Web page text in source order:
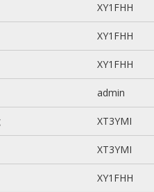
XY1FHH
XY1FHH
XY1FHH
admin
XT3YMI
XT3YMI
XY1FHH